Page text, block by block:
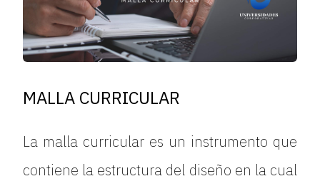
MALLA CURRICULAR
La malla curricular es un instrumento que
contiene la estructura del diseño en la cual